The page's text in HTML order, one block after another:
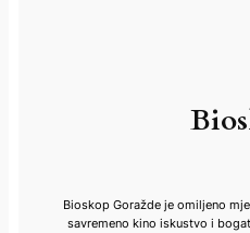
Bioskop Goražde je omiljeno
savremeno kino iskustvo i